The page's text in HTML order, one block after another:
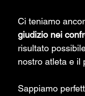
Ci teniamo
giudizio nei
risultato
nostro atleta e il
Sappiamo